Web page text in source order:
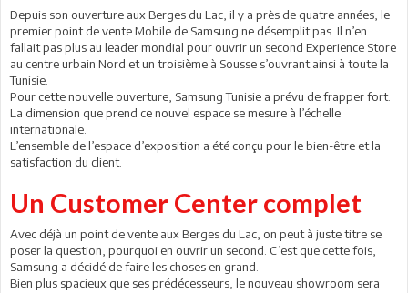
Depuis son ouverture aux Berges du Lac, il y a près de quatre années, le
premier point de vente Mobile de Samsung ne désemplit pas. Il n’en
fallait pas plus au leader mondial pour ouvrir un second Experience Store
au centre urbain Nord et un troisième à Sousse s’ouvrant ainsi à toute la
Tunisie.
Pour cette nouvelle ouverture, Samsung Tunisie a prévu de frapper fort.
La dimension que prend ce nouvel espace se mesure à l’échelle
internationale.
L’ensemble de l’espace d’exposition a été conçu pour le bien-être et la
satisfaction du client.
Un Customer Center complet
Avec déjà un point de vente aux Berges du Lac, on peut à juste titre se
poser la question, pourquoi en ouvrir un second. C’est que cette fois,
Samsung a décidé de faire les choses en grand.
Bien plus spacieux que ses prédécesseurs, le nouveau showroom sera